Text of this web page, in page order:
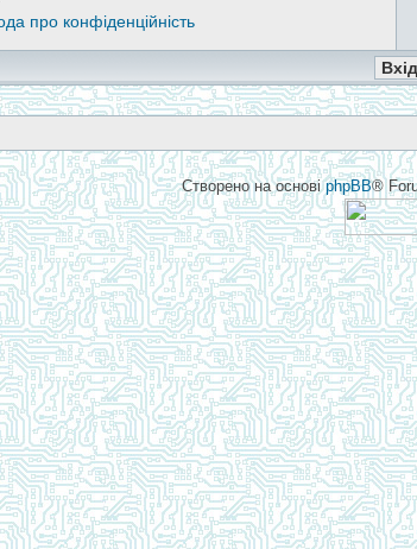
про конфіденційність
Створено на основіphpBB®